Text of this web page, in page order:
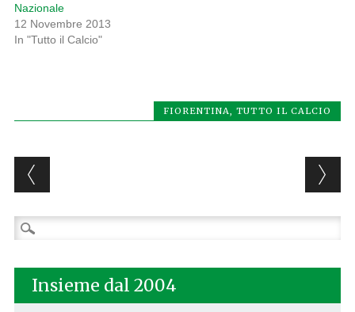
Nazionale
12 Novembre 2013
In "Tutto il Calcio"
FIORENTINA,TUTTO IL CALCIO
Post navigation
Ricerca
per:
Insieme dal 2004